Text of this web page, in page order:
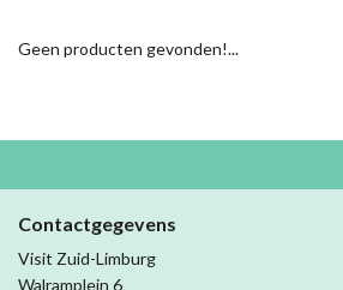
Ansichtkaarten
Geen producten gevonden!...
Contactgegevens
Visit Zuid-Limburg
Walramplein 6